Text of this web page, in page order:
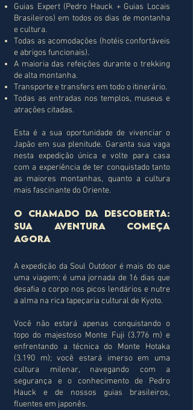
Guias Expert (Pedro Hauck + Guias Locais
Brasileiros) em todos os dias de montanha
e cultura.
Todas as acomodações (hotéis confortáveis
e abrigos funcionais).
A maioria das refeições durante o trekking
de alta montanha.
Transporte e transfers em todo o itinerário.
Todas as entradas nos templos, museus e
atrações citadas.
Esta é a sua oportunidade de vivenciar o
Japão em sua plenitude. Garanta sua vaga
nesta expedição única e volte para casa
com a experiência de ter conquistado tanto
as maiores montanhas, quanto a cultura
mais fascinante do Oriente.
O Chamado da Descoberta:
Sua Aventura Começa
Agora
A expedição da Soul Outdoor é mais do que
uma viagem; é uma jornada de 16 dias que
desafia o corpo nos picos lendários e nutre
a alma na rica tapeçaria cultural de Kyoto.
Você não estará apenas conquistando o
topo do majestoso Monte Fuji (3.776 m) e
enfrentando a técnica do Monte Hotaka
(3.190 m); você estará imerso em uma
cultura milenar, navegando com a
segurança e o conhecimento de Pedro
Hauck e de nossos guias brasileiros,
fluentes em japonês.